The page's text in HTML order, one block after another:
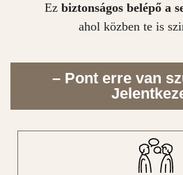
Ez biztonságos belépő a
ahol közben te is
– Pont erre van